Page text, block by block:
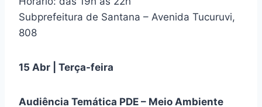
Subprefeitura de Santana – Avenida Tucuruvi,
808
15 Abr | Terça-feira
Audiência Temática PDE – Meio Ambiente